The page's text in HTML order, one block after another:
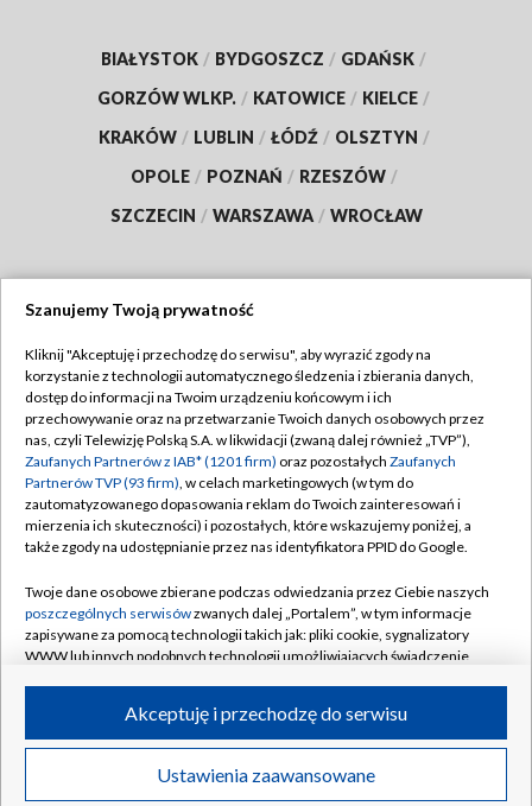
BIAŁYSTOK / BYDGOSZCZ / GDAŃSK /
GORZÓW WLKP. / KATOWICE / KIELCE /
KRAKÓW / LUBLIN / ŁÓDŹ / OLSZTYN /
OPOLE / POZNAŃ / RZESZÓW /
SZCZECIN / WARSZAWA / WROCŁAW
TVP
Abonament TVP
Emisja w TVP
Centrum informacji TVP
Naziemna Telewizja Cyfrowa
Rada Programowa
System NOS
Informacje o nadawcy
Program dla prasy
Ogłoszenie przetargowe
Regulamin TVP
Polityka prywatności
Moje zgody
Pomoc
Kontakt
Kanały
©2026 Telewizja Polska S.A. w likwidacji
Szanujemy Twoją prywatność
Kliknij "Akceptuję i przechodzę do serwisu", aby wyrazić zgody na
korzystanie z technologii automatycznego śledzenia i zbierania danych,
dostęp do informacji na Twoim urządzeniu końcowym i ich
przechowywanie oraz na przetwarzanie Twoich danych osobowych przez
nas, czyli Telewizję Polską S.A. w likwidacji (zwaną dalej również „TVP”),
Zaufanych Partnerów z IAB* (1201 firm) oraz pozostałych Zaufanych
Partnerów TVP (93 firm), w celach marketingowych (w tym do
zautomatyzowanego dopasowania reklam do Twoich zainteresowań i
mierzenia ich skuteczności) i pozostałych, które wskazujemy poniżej, a
także zgody na udostępnianie przez nas identyfikatora PPID do Google.
Twoje dane osobowe zbierane podczas odwiedzania przez Ciebie naszych
poszczególnych serwisówzwanych dalej „Portalem”, w tym informacje
zapisywane za pomocą technologii takich jak: pliki cookie, sygnalizatory
WWW lub innych podobnych technologii umożliwiających świadczenie
ruchu w Internecie.
Twoje dane osobowe zbierane podczas odwiedzania przez Ciebie
poszczególnych serwisówna Portalu, takie jak adresy IP, identyfikatory
Ustawienia zaawansowane
Akceptuję i przechodzę do serwisu